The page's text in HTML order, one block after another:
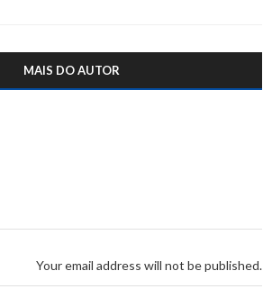
MAIS DO AUTOR
Your email address will not be published.